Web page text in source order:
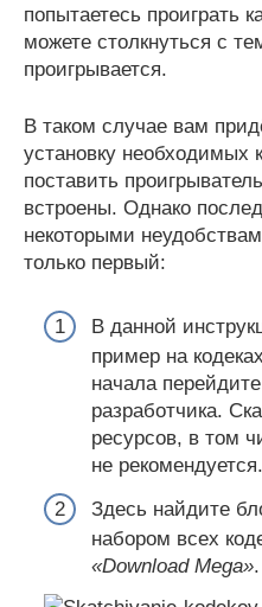
попытаетесь проиграть
можете столкнуться с
проигрывается.
В таком случае вам
установку необходимых
поставить
встроены. Однако
некоторыми
только первый:
В данной
пример на
начала
разработчика.
ресурсов, в том
не рекомендуется.
Здесь найдите
набором всех
«Download Mega».